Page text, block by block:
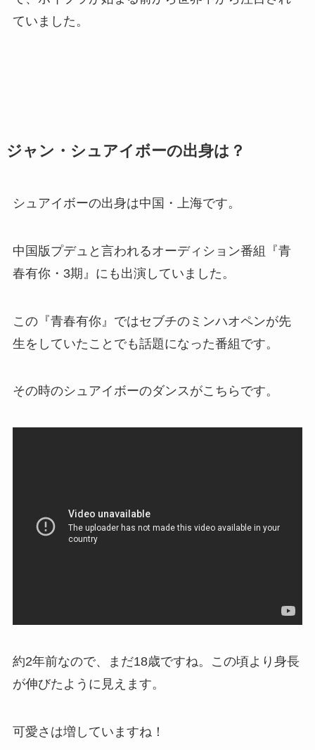
ていました。
ジャン・シュアイボーの出身は？
シュアイボーの出身は中国・上海です。
中国版プデュと言われるオーディション番組『青
春有你・3期』にも出演 していました。
この『青春有你』ではセブチのミンハオペンが先
生をしていたことでも話題になった番組です。
その時のシュアイボーのダンスがこちらです。
約2年前なので、まだ18歳ですね。この頃より身長
が伸びたように見えます。
可愛さは増していますね！